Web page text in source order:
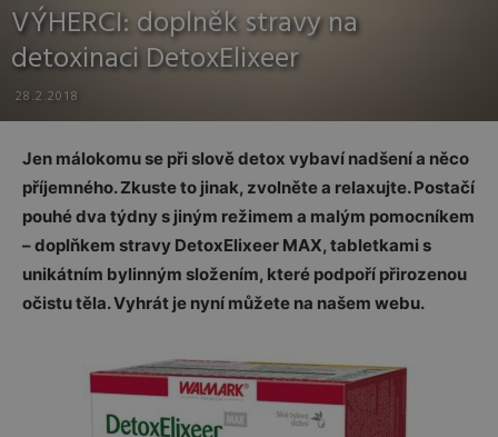
VÝHERCI: doplněk stravy na
detoxinaci DetoxElixeer
28.2.2018
Jen málokomu se při slově detox vybaví nadšení a něco
příjemného. Zkuste to jinak, zvolněte a relaxujte. Postačí
pouhé dva týdny s jiným režimem a malým pomocníkem
– doplňkem stravy DetoxElixeer MAX, tabletkami s
unikátním bylinným složením, které podpoří přirozenou
očistu těla. Vyhrát je nyní můžete na našem webu.